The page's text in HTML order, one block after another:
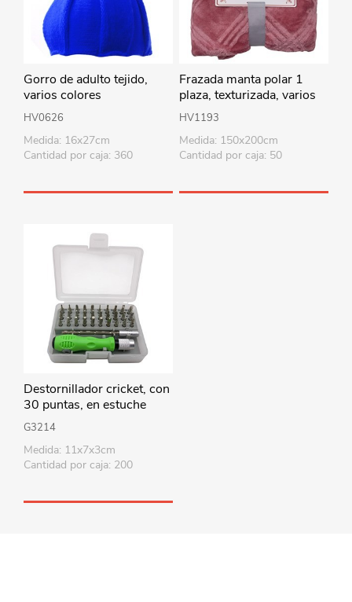
Gorro de adulto tejido,
varios colores
HV0626
Medida: 16x27cm
Cantidad por caja: 360
Frazada manta polar 1
plaza, texturizada, varios
colores
HV1193
Medida: 150x200cm
Cantidad por caja: 50
Destornillador cricket, con
30 puntas, en estuche
G3214
Medida: 11x7x3cm
Cantidad por caja: 200